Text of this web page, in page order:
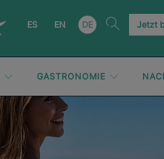
ES EN DE Jetzt
GASTRONOMIE